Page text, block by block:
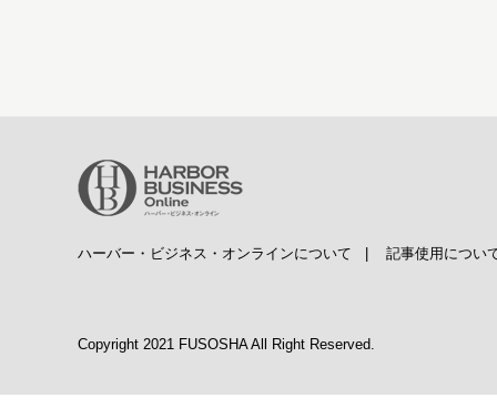
ハーバー・ビジネス・オンラインについて | 記事使用につい
Copyright 2021 FUSOSHA All Right Reserved.